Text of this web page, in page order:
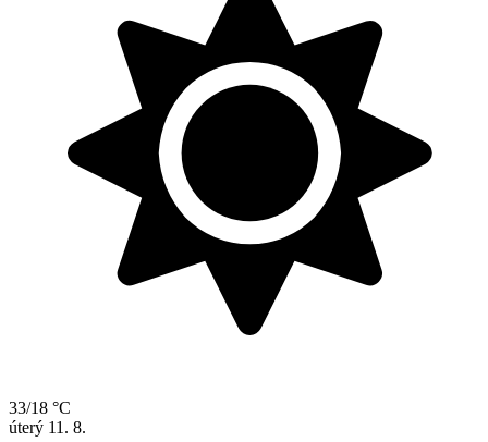
33/18 °C
úterý 11. 8.